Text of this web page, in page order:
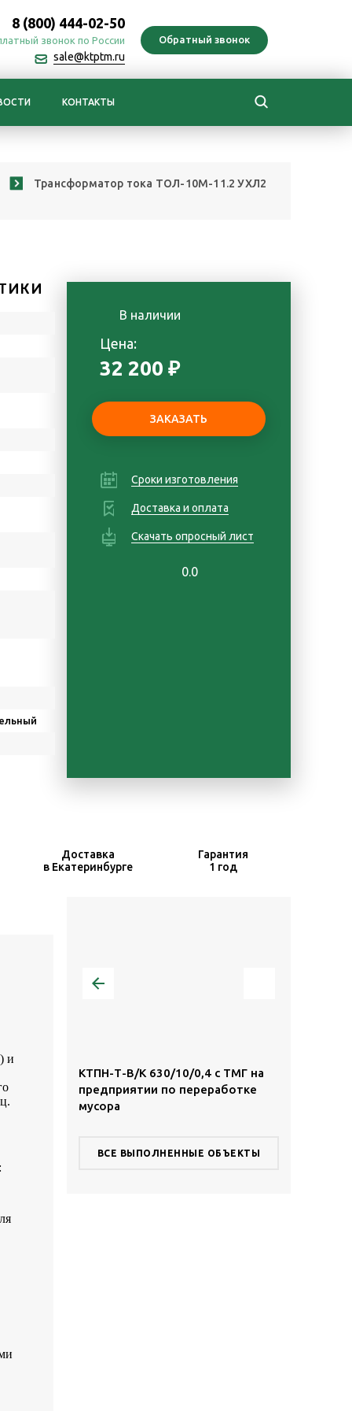
8 (800) 444-02-50
звонок по России
sale@ktptm.ru
КОНТАКТЫ
Трансформатор тока ТОЛ-10М-11.2 УХЛ2
В наличии
Цена:
32 200 ₽
Сроки изготовления
Доставка и оплата
Скачать опросный лист
0.0
Доставка
в Екатеринбурге
Гарантия
1 год
и
КТПН-Т-В/К 630/10/0,4 с ТМГ на
предприятии по переработке
мусора
ВСЕ ВЫПОЛНЕННЫЕ ОБЪЕКТЫ